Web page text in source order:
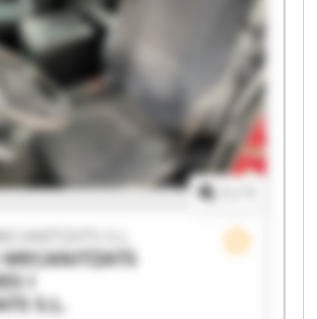
S.L. SISTEMES I
SISTEMES I MECANITZATS S.L.
S.L. SISTEMES I
SISTEMES I MECANITZATS S.L.
S.L. SISTEMES I
S.L.
I
S.L.